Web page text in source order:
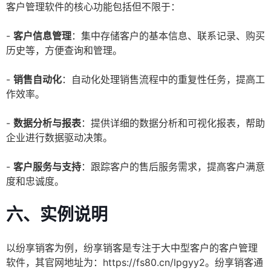
客户管理软件的核心功能包括但不限于：
- 客户信息管理：集中存储客户的基本信息、联系记录、购买
历史等，方便查询和管理。
- 销售自动化：自动化处理销售流程中的重复性任务，提高工
作效率。
- 数据分析与报表：提供详细的数据分析和可视化报表，帮助
企业进行数据驱动决策。
- 客户服务与支持：跟踪客户的售后服务需求，提高客户满意
度和忠诚度。
六、实例说明
以纷享销客为例，纷享销客是专注于大中型客户的客户管理
软件，其官网地址为：https://fs80.cn/lpgyy2。纷享销客通